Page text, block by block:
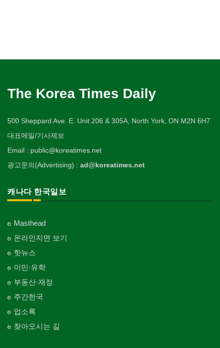
The Korea Times Daily
500 Sheppard Ave. E. Unit 206 & 305A, North York, ON M2N 6H7
대표메일/기사제보
Email : public@koreatimes.net
광고문의(Advertising) : ad@koreatimes.net
캐나다 한국일보
Masthead
온라인지면 보기
핫뉴스
이민·유학
부동산·재정
주간한국
업소록
찾아오시는 길